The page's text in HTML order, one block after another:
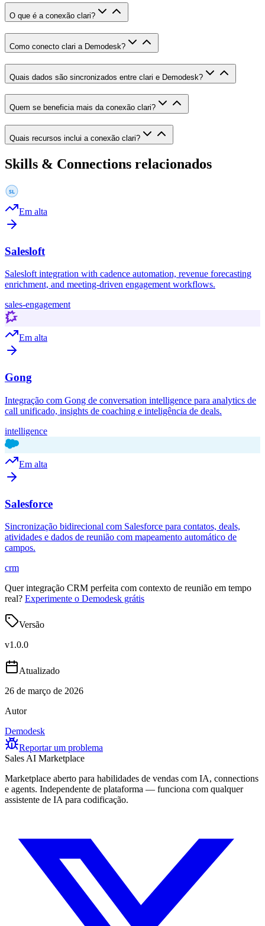
O que é a conexão clari?
Como conecto clari a Demodesk?
Quais dados são sincronizados entre clari e Demodesk?
Quem se beneficia mais da conexão clari?
Quais recursos inclui a conexão clari?
Skills & Connections relacionados
Em alta
Salesloft
Salesloft integration with cadence automation, revenue forecasting
enrichment, and meeting-driven engagement workflows.
sales-engagement
Em alta
Gong
Integração com Gong de conversation intelligence para analytics de
call unificado, insights de coaching e inteligência de deals.
intelligence
Em alta
Salesforce
Sincronização bidirecional com Salesforce para contatos, deals,
atividades e dados de reunião com mapeamento automático de
campos.
crm
Quer integração CRM perfeita com contexto de reunião em tempo
real? Experimente o Demodesk grátis
Versão
v1.0.0
Atualizado
26 de março de 2026
Autor
Demodesk
Reportar um problema
Sales AI Marketplace
Marketplace aberto para habilidades de vendas com IA, connections
e agents. Independente de plataforma — funciona com qualquer
assistente de IA para codificação.